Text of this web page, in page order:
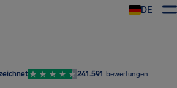
DE
241.591 bewertungen